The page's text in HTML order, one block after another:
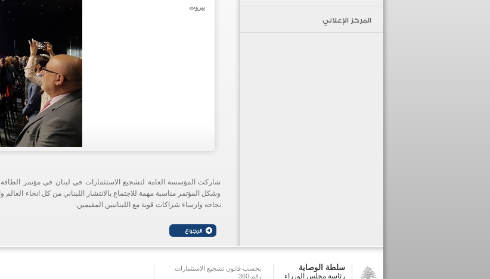
المركز الإعلاني
بيروت
شاركت المؤسسة العامة لتشجيع الاستثمارات في لبنان في مؤتمر الطاقة
وشكل المؤتمر مناسبة مهمة للاجتماع بالانتشار اللبناني من كل انحاء
نجاحه وارساء شراكات قوية مع اللبنانيين المقيمين.
سلطة الوصاية
رئاسة مجلس الوزراء
بحسب قانون تشجيع الاستثمارات
رقم 360